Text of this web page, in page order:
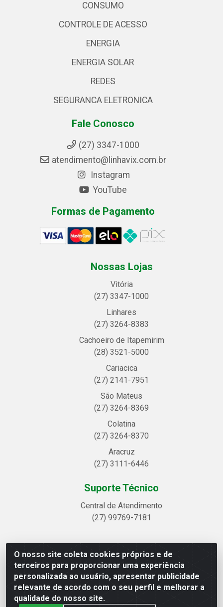
O nosso site coleta cookies próprios e de
terceiros para proporcionar uma experiência
personalizada ao usuário, apresentar publicidade
relevante de acordo com o seu perfil e melhorar a
qualidade do nosso site.
CONSUMO
CONTROLE DE ACESSO
ENERGIA
ENERGIA SOLAR
REDES
SEGURANCA ELETRONICA
Fale Conosco
(27) 3347-1000
atendimento@linhavix.com.br
Instagram
YouTube
Formas de Pagamento
Nossas Lojas
Vitória
(27) 3347-1000
Linhares
(27) 3264-8383
Cachoeiro de Itapemirim
(28) 3521-5000
Cariacica
(27) 2141-7951
São Mateus
(27) 3264-8369
Colatina
(27) 3264-8370
Aracruz
(27) 3111-6446
Suporte Técnico
Central de Atendimento
(27) 99769-7181
Linhavix Distribuidora LTDA - Avenida Alegre, 2521 -
Quadra314 Lote 05 e 07 - Shell, Linhares/ES - CEP
29.901-605 - CNPJ 20.857.514/0001-75